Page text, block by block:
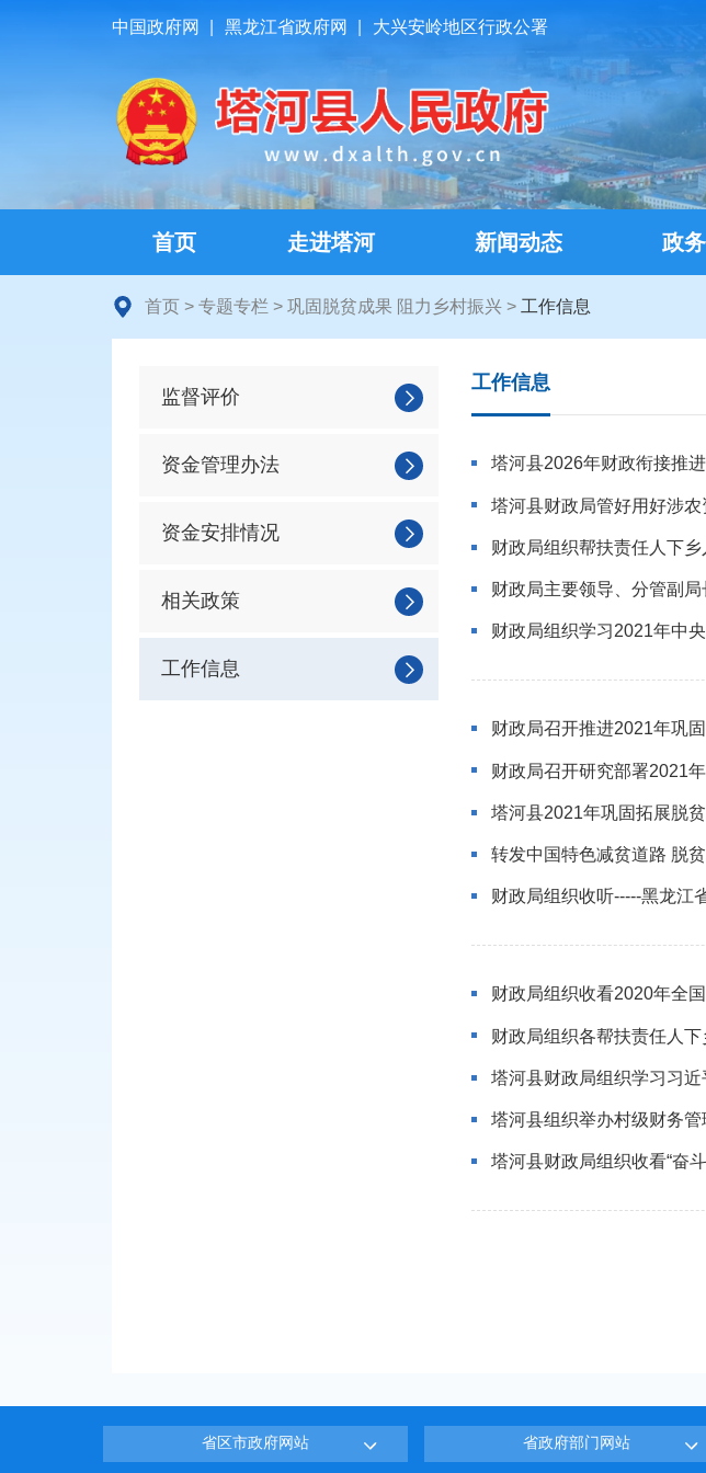
中国政府网 黑龙江省政府网 大兴安岭地区行政公署
首页 走进塔河 新闻动态 政
首页 > 专题专栏 > 巩固脱贫成果 阻力乡村振兴 > 工作信息
监督评价
资金管理办法
资金安排情况
相关政策
工作信息
工作信息
塔河县2026年财政衔接推
塔河县财政局管好用好涉
财政局组织帮扶责任人下
财政局主要领导、分管副
财政局组织学习2021年中
财政局召开推进2021年巩
财政局召开研究部署2021
塔河县2021年巩固拓展脱
转发中国特色减贫道路 脱
财政局组织收听-----黑龙江
财政局组织收看2020年全
财政局组织各帮扶责任人
塔河县财政局组织学习习
塔河县组织举办村级财务管
塔河县财政局组织收看“奋
省区市政府网站 省政府部门网站